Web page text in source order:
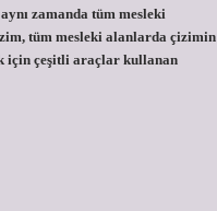
zamanda tüm mesleki
tüm mesleki alanlarda çizimin
için çeşitli araçlar kullanan